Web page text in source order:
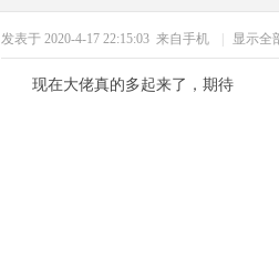
发表于 2020-4-17 22:15:03 来自手机 显示全
现在大佬真的多起来了，期待